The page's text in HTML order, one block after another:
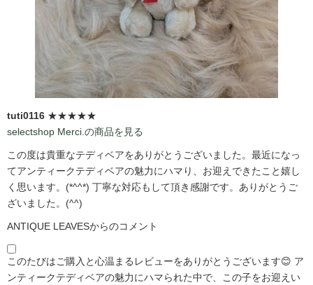
tuti0116 ★★★★★
selectshop Merci.の商品を見る
この度は貴重なテディベアをありがとうございました。最近になっ
てアンティークテディベアの魅力にハマり、お迎えできたこと嬉し
く思います。(*^^*) 丁寧な対応もして頂き感謝です。ありがとうご
ざいました。(^^)
ANTIQUE LEAVESからのコメント
このたびはご購入と心温まるレビューをありがとうございます😊 ア
ンティークテディベアの魅力にハマられた中で、この子をお迎えい